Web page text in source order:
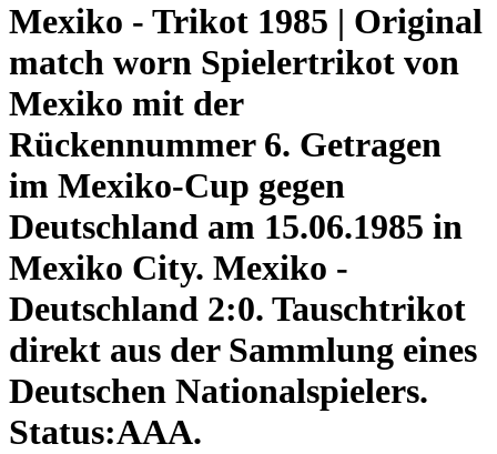
Mexiko - Trikot 1985 | Original
match worn Spielertrikot von
Mexiko mit der
Rückennummer 6. Getragen
im Mexiko-Cup gegen
Deutschland am 15.06.1985 in
Mexiko City. Mexiko -
Deutschland 2:0. Tauschtrikot
direkt aus der Sammlung eines
Deutschen Nationalspielers.
Status:AAA.